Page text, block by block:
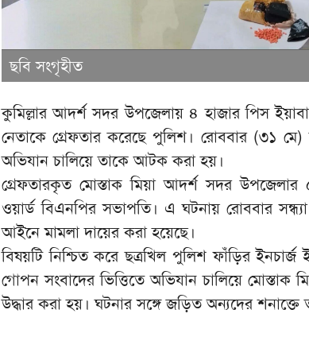
ছবি সংগৃহীত
কুমিল্লার আদর্শ সদর উপজেলায় ৪ হাজার পিস
নেতাকে গ্রেফতার করেছে পুলিশ। রোববার (৩১
অভিযান চালিয়ে তাকে আটক করা হয়।
গ্রেফতারকৃত মোস্তাক মিয়া আদর্শ সদর উপজেলার
ওয়ার্ড বিএনপির সভাপতি। এ ঘটনায় রোববার সন্ধ্যা
আইনে মামলা দায়ের করা হয়েছে।
বিষয়টি নিশ্চিত করে ছত্রখিল পুলিশ ফাঁড়ির
গোপন সংবাদের ভিত্তিতে অভিযান চালিয়ে মোস্তাক
উদ্ধার করা হয়। ঘটনার সঙ্গে জড়িত অন্যদের শনাক্তে